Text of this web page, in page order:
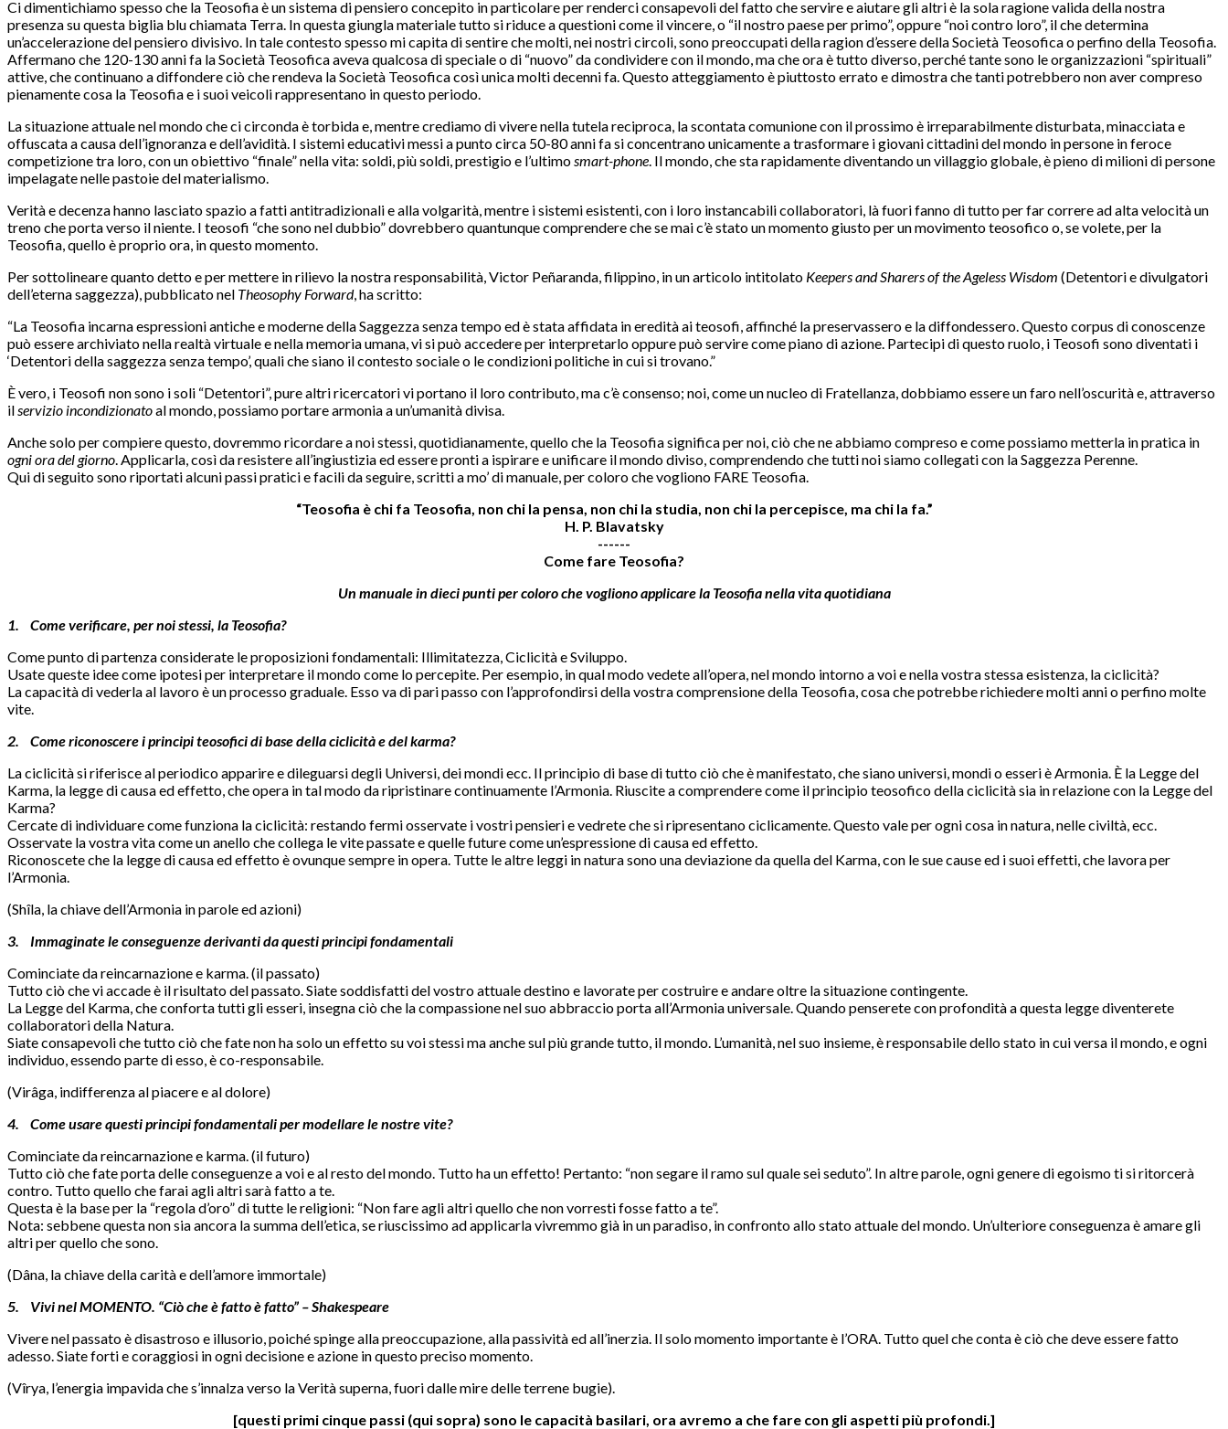
Ci dimentichiamo spesso che la Teosofia è un sistema di pensiero concepito in particolare per renderci consapevoli del fatto che servire e aiutare gli altri è la sola ragione valida della nostra
presenza su questa biglia blu chiamata Terra. In questa giungla materiale tutto si riduce a questioni come il vincere, o “il nostro paese per primo”, oppure “noi contro loro”, il che determina
un’accelerazione del pensiero divisivo. In tale contesto spesso mi capita di sentire che molti, nei nostri circoli, sono preoccupati della ragion d’essere della Società Teosofica o perfino della Teosofia.
Affermano che 120-130 anni fa la Società Teosofica aveva qualcosa di speciale o di “nuovo” da condividere con il mondo, ma che ora è tutto diverso, perché tante sono le organizzazioni “spirituali”
attive, che continuano a diffondere ciò che rendeva la Società Teosofica così unica molti decenni fa. Questo atteggiamento è piuttosto errato e dimostra che tanti potrebbero non aver compreso
pienamente cosa la Teosofia e i suoi veicoli rappresentano in questo periodo.
La situazione attuale nel mondo che ci circonda è torbida e, mentre crediamo di vivere nella tutela reciproca, la scontata comunione con il prossimo è irreparabilmente disturbata, minacciata e
offuscata a causa dell’ignoranza e dell’avidità. I sistemi educativi messi a punto circa 50-80 anni fa si concentrano unicamente a trasformare i giovani cittadini del mondo in persone in feroce
competizione tra loro, con un obiettivo “finale” nella vita: soldi, più soldi, prestigio e l’ultimo smart-phone . Il mondo, che sta rapidamente diventando un villaggio globale, è pieno di milioni di persone
impelagate nelle pastoie del materialismo.
Verità e decenza hanno lasciato spazio a fatti antitradizionali e alla volgarità, mentre i sistemi esistenti, con i loro instancabili collaboratori, là fuori fanno di tutto per far correre ad alta velocità un
treno che porta verso il niente. I teosofi “che sono nel dubbio” dovrebbero quantunque comprendere che se mai c’è stato un momento giusto per un movimento teosofico o, se volete, per la
Teosofia, quello è proprio ora, in questo momento.
Per sottolineare quanto detto e per mettere in rilievo la nostra responsabilità, Victor Peñaranda, filippino, in un articolo intitolato Keepers and Sharers of the Ageless Wisdom (Detentori e divulgatori
dell’eterna saggezza), pubblicato nel Theosophy Forward, ha scritto:
“La Teosofia incarna espressioni antiche e moderne della Saggezza senza tempo ed è stata affidata in eredità ai teosofi, affinché la preservassero e la diffondessero. Questo corpus di conoscenze
può essere archiviato nella realtà virtuale e nella memoria umana, vi si può accedere per interpretarlo oppure può servire come piano di azione. Partecipi di questo ruolo, i Teosofi sono diventati i
‘Detentori della saggezza senza tempo’, quali che siano il contesto sociale o le condizioni politiche in cui si trovano.”
È vero, i Teosofi non sono i soli “Detentori”, pure altri ricercatori vi portano il loro contributo, ma c’è consenso; noi, come un nucleo di Fratellanza, dobbiamo essere un faro nell’oscurità e, attraverso
il servizio incondizionatoal mondo, possiamo portare armonia a un’umanità divisa.
Anche solo per compiere questo, dovremmo ricordare a noi stessi, quotidianamente, quello che la Teosofia significa per noi, ciò che ne abbiamo compreso e come possiamo metterla in pratica in
ogni ora del giorno . Applicarla, così da resistere all’ingiustizia ed essere pronti a ispirare e unificare il mondo diviso, comprendendo che tutti noi siamo collegati con la Saggezza Perenne.
Qui di seguito sono riportati alcuni passi pratici e facili da seguire, scritti a mo’ di manuale, per coloro che vogliono FARE Teosofia.
“Teosofia è chi fa Teosofia, non chi la pensa, non chi la studia, non chi la percepisce, ma chi la fa.”
H. P. Blavatsky
------
Come fare Teosofia?
Un manuale in dieci punti per coloro che vogliono applicare la Teosofia nella vita quotidiana
1. Come verificare, per noi stessi, la Teosofia?
Come punto di partenza considerate le proposizioni fondamentali: Illimitatezza, Ciclicità e Sviluppo.
Usate queste idee come ipotesi per interpretare il mondo come lo percepite. Per esempio, in qual modo vedete all’opera, nel mondo intorno a voi e nella vostra stessa esistenza, la ciclicità?
La capacità di vederla al lavoro è un processo graduale. Esso va di pari passo con l’approfondirsi della vostra comprensione della Teosofia, cosa che potrebbe richiedere molti anni o perfino molte
vite.
2. Come riconoscere i principi teosofici di base della ciclicità e del karma?
La ciclicità si riferisce al periodico apparire e dileguarsi degli Universi, dei mondi ecc. Il principio di base di tutto ciò che è manifestato, che siano universi, mondi o esseri è Armonia. È la Legge del
Karma, la legge di causa ed effetto, che opera in tal modo da ripristinare continuamente l’Armonia. Riuscite a comprendere come il principio teosofico della ciclicità sia in relazione con la Legge del
Karma?
Cercate di individuare come funziona la ciclicità: restando fermi osservate i vostri pensieri e vedrete che si ripresentano ciclicamente. Questo vale per ogni cosa in natura, nelle civiltà, ecc.
Osservate la vostra vita come un anello che collega le vite passate e quelle future come un’espressione di causa ed effetto.
Riconoscete che la legge di causa ed effetto è ovunque sempre in opera. Tutte le altre leggi in natura sono una deviazione da quella del Karma, con le sue cause ed i suoi effetti, che lavora per
l’Armonia.
(Shîla, la chiave dell’Armonia in parole ed azioni)
3. Immaginate le conseguenze derivanti da questi principi fondamentali
Cominciate da reincarnazione e karma. (il passato)
Tutto ciò che vi accade è il risultato del passato. Siate soddisfatti del vostro attuale destino e lavorate per costruire e andare oltre la situazione contingente.
La Legge del Karma, che conforta tutti gli esseri, insegna ciò che la compassione nel suo abbraccio porta all’Armonia universale. Quando penserete con profondità a questa legge diventerete
collaboratori della Natura.
Siate consapevoli che tutto ciò che fate non ha solo un effetto su voi stessi ma anche sul più grande tutto, il mondo. L’umanità, nel suo insieme, è responsabile dello stato in cui versa il mondo, e ogni
individuo, essendo parte di esso, è co-responsabile.
(Virâga, indifferenza al piacere e al dolore)
4. Come usare questi principi fondamentali per modellare le nostre vite?
Cominciate da reincarnazione e karma. (il futuro)
Tutto ciò che fate porta delle conseguenze a voi e al resto del mondo. Tutto ha un effetto! Pertanto: “non segare il ramo sul quale sei seduto”. In altre parole, ogni genere di egoismo ti si ritorcerà
contro. Tutto quello che farai agli altri sarà fatto a te.
Questa è la base per la “regola d’oro” di tutte le religioni: “Non fare agli altri quello che non vorresti fosse fatto a te”.
Nota: sebbene questa non sia ancora la summa dell’etica, se riuscissimo ad applicarla vivremmo già in un paradiso, in confronto allo stato attuale del mondo. Un’ulteriore conseguenza è amare gli
altri per quello che sono.
(Dâna, la chiave della carità e dell’amore immortale)
5. Vivi nel MOMENTO. “Ciò che è fatto è fatto” – Shakespeare
Vivere nel passato è disastroso e illusorio, poiché spinge alla preoccupazione, alla passività ed all’inerzia. Il solo momento importante è l’ORA. Tutto quel che conta è ciò che deve essere fatto
adesso. Siate forti e coraggiosi in ogni decisione e azione in questo preciso momento.
(Vîrya, l’energia impavida che s’innalza verso la Verità superna, fuori dalle mire delle terrene bugie).
[questi primi cinque passi (qui sopra) sono le capacità basilari, ora avremo a che fare con gli aspetti più profondi.]